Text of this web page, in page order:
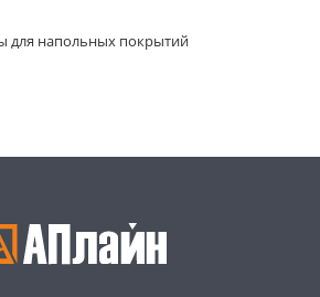
для напольных покрытий